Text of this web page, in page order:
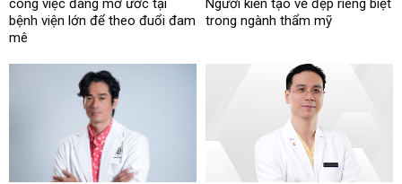
công việc đáng mơ ước tại
bệnh viện lớn để theo đuổi đam
mê
Người kiến tạo vẻ đẹp riêng biệt
trong ngành thẩm mỹ